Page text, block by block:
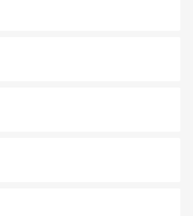
元の風情を楽しめる外せないスポット